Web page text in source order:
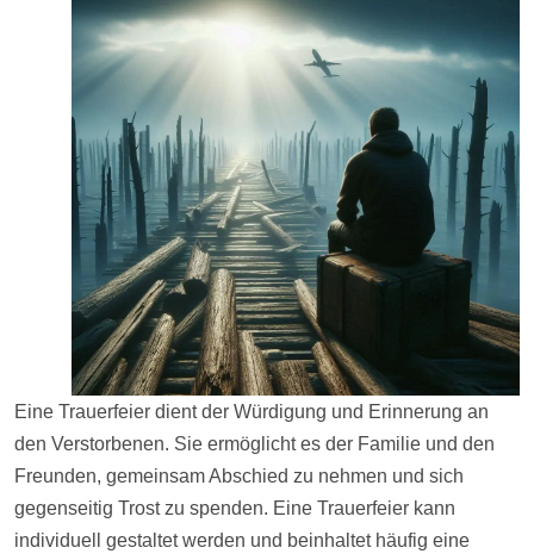
Eine Trauerfeier dient der Würdigung und Erinnerung an
den Verstorbenen. Sie ermöglicht es der Familie und den
Freunden, gemeinsam Abschied zu nehmen und sich
gegenseitig Trost zu spenden. Eine Trauerfeier kann
individuell gestaltet werden und beinhaltet häufig eine